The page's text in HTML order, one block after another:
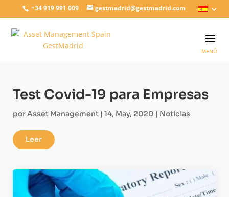
+34 919 991 009 gestmadrid@gestmadrid.com
Test Covid-19 para Empresas
porAsset Management | 14, May, 2020 | Noticias
Leer